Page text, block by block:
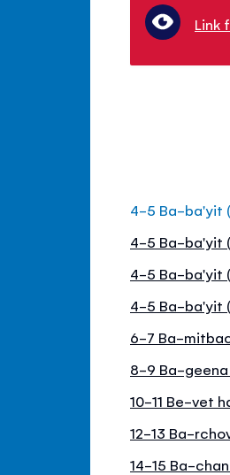
Link
4-5 Ba-ba'yit
4-5 Ba-ba'yit
4-5 Ba-ba'yit
4-5 Ba-ba'yit
6-7 Ba-
8-9 Ba-geena
10-11 Be-vet
12-13 Ba-
14-15 Ba-